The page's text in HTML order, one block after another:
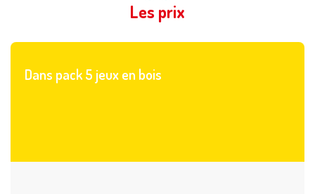
Les prix
Dans pack 5 jeux en bois